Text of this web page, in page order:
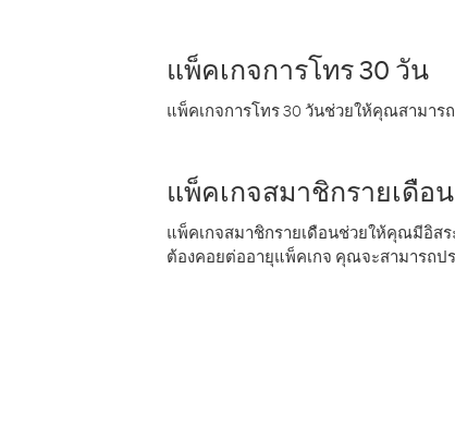
แพ็คเกจการโทร 30 วัน
แพ็คเกจการโทร 30 วันช่วยให้คุณสามาร
แพ็คเกจสมาชิกรายเดือน
แพ็คเกจสมาชิกรายเดือนช่วยให้คุณมีอิส
ต้องคอยต่ออายุแพ็คเกจ คุณจะสามารถ